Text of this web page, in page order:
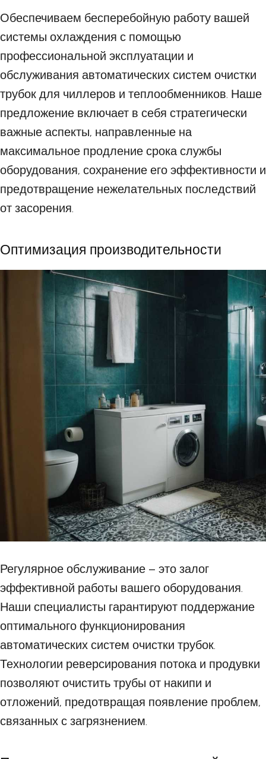
Обеспечиваем бесперебойную работу вашей
системы охлаждения с помощью
профессиональной эксплуатации и
обслуживания автоматических систем очистки
трубок для чиллеров и теплообменников. Наше
предложение включает в себя стратегически
важные аспекты, направленные на
максимальное продление срока службы
оборудования, сохранение его эффективности и
предотвращение нежелательных последствий
от засорения.
Оптимизация производительности
Регулярное обслуживание – это залог
эффективной работы вашего оборудования.
Наши специалисты гарантируют поддержание
оптимального функционирования
автоматических систем очистки трубок.
Технологии реверсирования потока и продувки
позволяют очистить трубы от накипи и
отложений, предотвращая появление проблем,
связанных с загрязнением.